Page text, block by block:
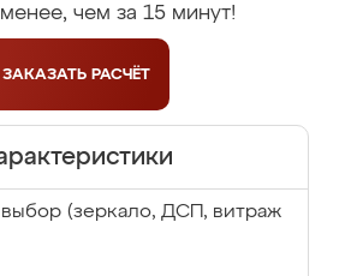
чем за 15 минут!
ЗАКАЗАТЬ РАСЧЁТ
(зеркало, ДСП, витраж